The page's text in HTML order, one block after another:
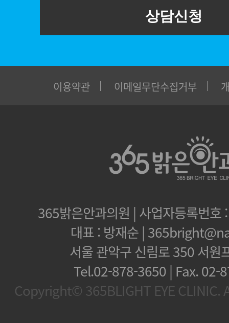
상담신청
이용약관 이메일무단수집거부
365밝은안과의원 | 사업자등록번
대표 : 방재순 |
서울 관악구 신림로 350 서원
Tel.02-878-3650 | Fax.02-
Copyright© 365BLIGHT EYE